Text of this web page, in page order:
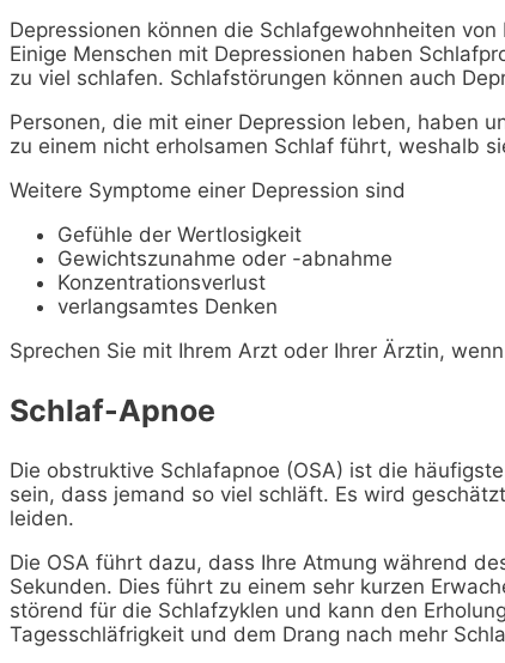
Depressionen können die Schlafgewohnheiten
Einige Menschen mit Depressionen haben
zu viel schlafen. Schlafstörungen können auch
Personen, die mit einer Depression leben, haben
zu einem nicht erholsamen Schlaf führt, weshalb
Weitere Symptome einer Depression sind
Gefühle der Wertlosigkeit
Gewichtszunahme oder -abnahme
Konzentrationsverlust
verlangsamtes Denken
Sprechen Sie mit Ihrem Arzt oder Ihrer Ärztin,
Schlaf-Apnoe
Die obstruktive Schlafapnoe (OSA) ist die
sein, dass jemand so viel schläft. Es wird
leiden.
Die OSA führt dazu, dass Ihre Atmung während
Sekunden. Dies führt zu einem sehr kurzen
störend für die Schlafzyklen und kann den
Tagesschläfrigkeit und dem Drang nach mehr